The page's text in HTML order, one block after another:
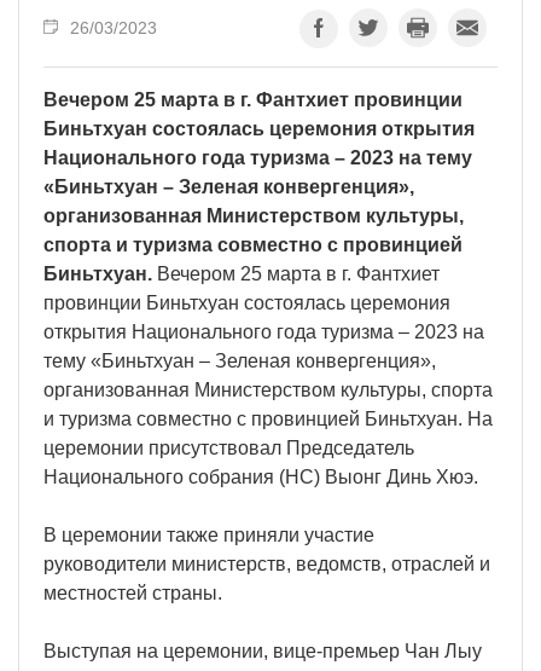
26/03/2023
Вечером 25 марта в г. Фантхиет провинции
Биньтхуан состоялась церемония открытия
Национального года туризма – 2023 на тему
«Биньтхуан – Зеленая конвергенция»,
организованная Министерством культуры,
спорта и туризма совместно с провинцией
Биньтхуан. Вечером 25 марта в г. Фантхиет
провинции Биньтхуан состоялась церемония
открытия Национального года туризма – 2023 на
тему «Биньтхуан – Зеленая конвергенция»,
организованная Министерством культуры, спорта
и туризма совместно с провинцией Биньтхуан. На
церемонии присутствовал Председатель
Национального собрания (НС) Выонг Динь Хюэ.
В церемонии также приняли участие
руководители министерств, ведомств, отраслей и
местностей страны.
Выступая на церемонии, вице-премьер Чан Лыу